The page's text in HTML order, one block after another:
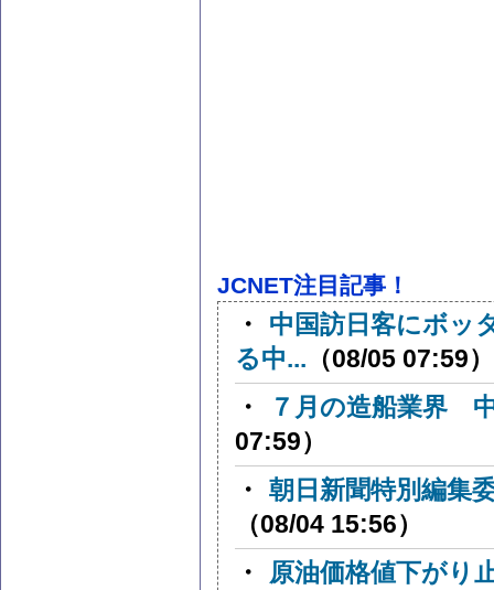
JCNET注目記事！
・
中国訪日客にボッ
る中... （08/05 07:59）
・
７月の造船業界
07:59）
・ 朝日新聞特別編集
（08/04 15:56）
・
原油価格値下がり